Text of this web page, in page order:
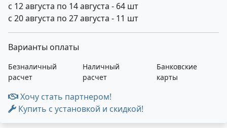
с 12 августа по 14 августа - 64 шт
с 20 августа по 27 августа - 11 шт
Варианты оплаты
Безналичный
расчет
Наличный
расчет
Банковские
карты
Хочу стать партнером!
Купить с установкой и скидкой!